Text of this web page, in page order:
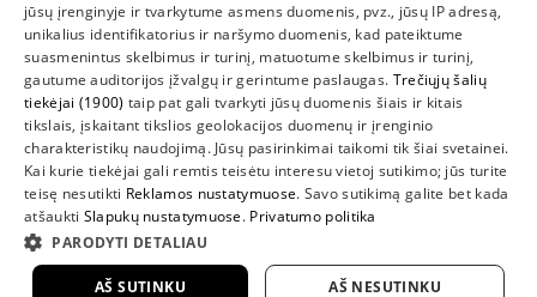
INFORMACIJA
SUSIEKITE
jūsų įrenginyje ir tvarkytume asmens duomenis, pvz., jūsų IP adresą,
unikalius identifikatorius ir naršymo duomenis, kad pateiktume
suasmenintus skelbimus ir turinį, matuotume skelbimus ir turinį,
gautume auditorijos įžvalgų ir gerintume paslaugas. Trečiųjų šalių
tiekėjai (1900) taip pat gali tvarkyti jūsų duomenis šiais ir kitais
tikslais, įskaitant tikslios geolokacijos duomenų ir įrenginio
charakteristikų naudojimą. Jūsų pasirinkimai taikomi tik šiai svetainei.
Kai kurie tiekėjai gali remtis teisėtu interesu vietoj sutikimo; jūs turite
teisę nesutikti Reklamos nustatymuose. Savo sutikimą galite bet kada
atšaukti Slapukų nustatymuose. Privatumo politika
PARODYTI DETALIAU
AŠ SUTINKU AŠ NESUTINKU